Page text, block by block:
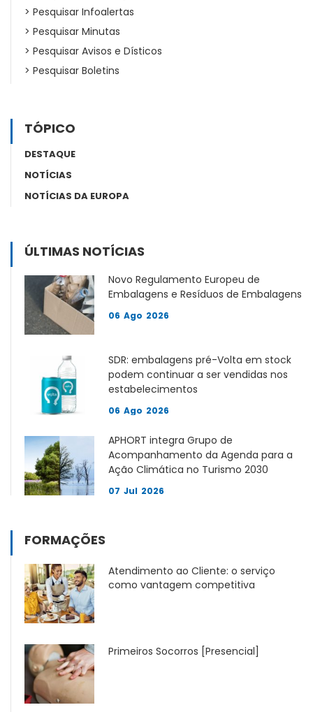
Pesquisar Infoalertas
Pesquisar Minutas
Pesquisar Avisos e Dísticos
Pesquisar Boletins
TÓPICO
DESTAQUE
NOTÍCIAS
NOTÍCIAS DA EUROPA
ÚLTIMAS NOTÍCIAS
Novo Regulamento Europeu de
Embalagens e Resíduos de Embalagens
06 Ago 2026
SDR: embalagens pré-Volta em stock
podem continuar a ser vendidas nos
estabelecimentos
06 Ago 2026
APHORT integra Grupo de
Acompanhamento da Agenda para a
Ação Climática no Turismo 2030
07 Jul 2026
FORMAÇÕES
Atendimento ao Cliente: o serviço
como vantagem competitiva
Primeiros Socorros [Presencial]